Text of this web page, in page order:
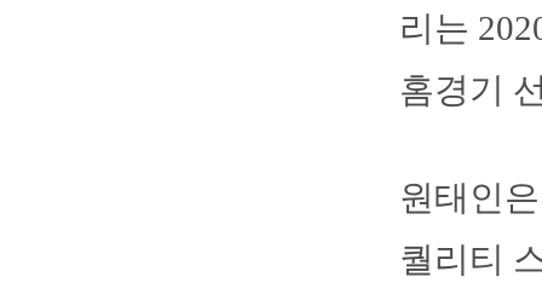
리는
홈경기
원태인
퀄리티